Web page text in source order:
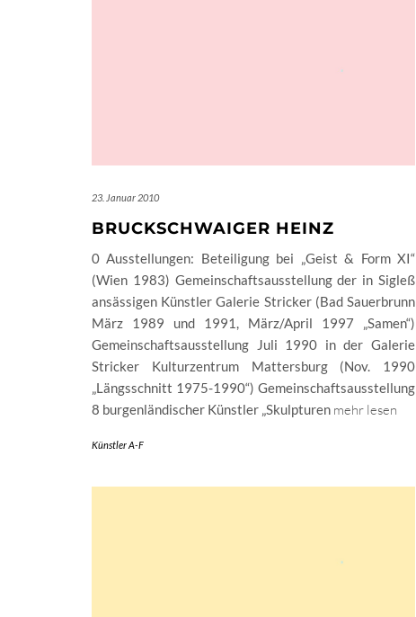
23. Januar 2010
BRUCKSCHWAIGER HEINZ
0 Ausstellungen: Beteiligung bei „Geist & Form XI“
(Wien 1983) Gemeinschaftsausstellung der in Sigleß
ansässigen Künstler Galerie Stricker (Bad Sauerbrunn
März 1989 und 1991, März/April 1997 „Samen“)
Gemeinschaftsausstellung Juli 1990 in der Galerie
Stricker Kulturzentrum Mattersburg (Nov. 1990
„Längsschnitt 1975-1990“) Gemeinschaftsausstellung
8 burgenländischer Künstler „Skulpturen mehr lesen
Künstler A-F